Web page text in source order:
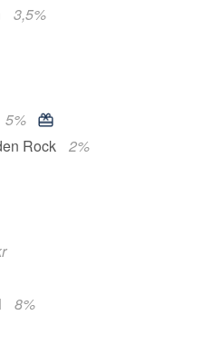
3,5%
5%
Rock
2%
8%